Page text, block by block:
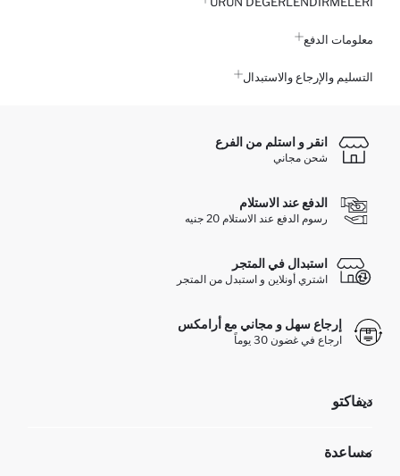
معلومات الدفع
التسليم والإرجاع والاستبدال
انقر و استلم من الفرع
شحن مجاني
الدفع عند الاستلام
رسوم الدفع عند الاستلام 20 جنيه
استبدال في المتجر
اشتري أونلاين و استبدل من المتجر
إرجاع سهل و مجاني مع أرامكس
ارجاع في غضون 30 يوماً
ديفاكتو
تعرف علينا
مساعدة